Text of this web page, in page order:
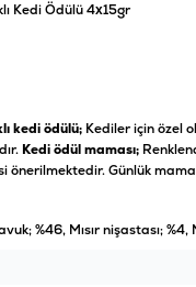
Kedi Ödülü 4x15gr
kedi ödülü; Kediler için özel
Kedi ödül maması;
önerilmektedir. Günlük
%46, Mısır nişastası;